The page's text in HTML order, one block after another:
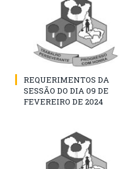
REQUERIMENTOS DA
SESSÃO DO DIA 09 DE
FEVEREIRO DE 2024